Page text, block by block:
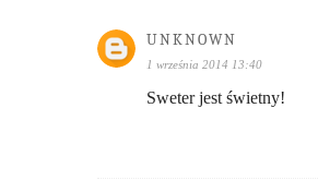
UNKNOWN
1 września 2014 13:40
Sweter jest świetny!